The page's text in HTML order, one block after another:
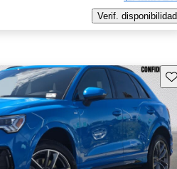
Verif. disponibilidad